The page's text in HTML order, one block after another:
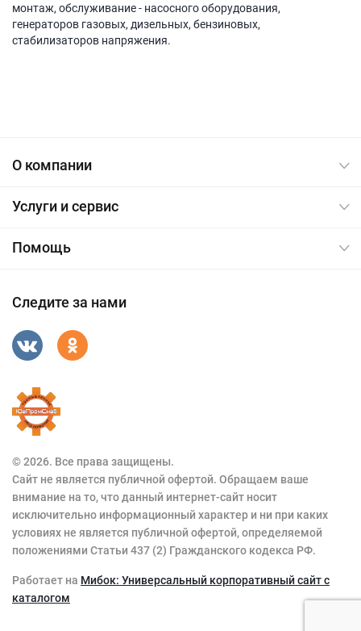
монтаж, обслуживание - насосного оборудования,
генераторов газовых, дизельных, бензиновых,
стабилизаторов напряжения.
О компании
Услуги и сервис
Помощь
Следите за нами
© 2026. Все права защищены.
Сайт не является публичной офертой. Обращаем ваше
внимание на то, что данный интернет-сайт носит
исключительно информационный характер и ни при каких
условиях не является публичной офертой, определяемой
положениями Статьи 437 (2) Гражданского кодекса РФ.
Работает на Мибок: Универсальный корпоративный сайт с
каталогом